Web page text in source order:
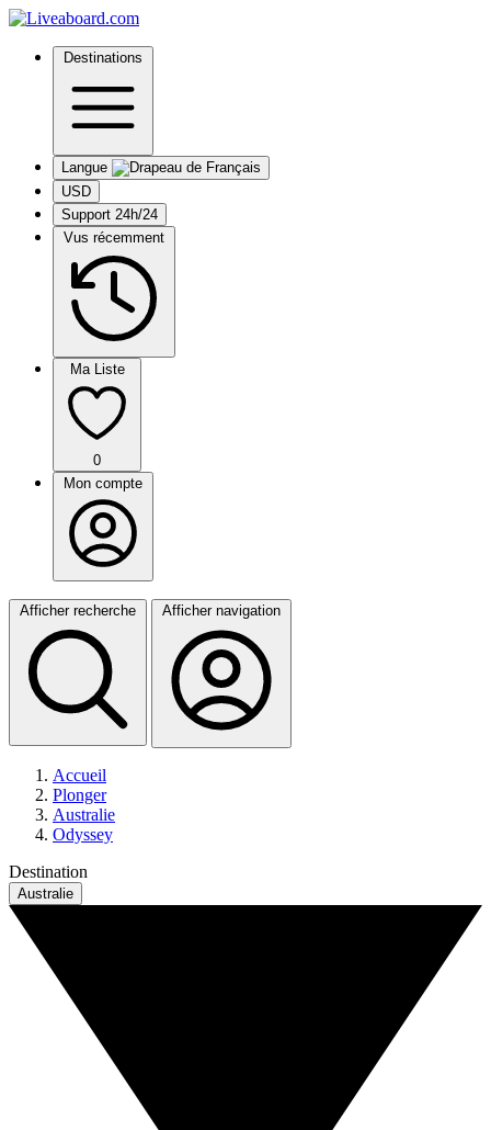
Destinations
Langue
USD
Support 24h/24
Vus récemment
Ma Liste
0
Mon compte
Afficher recherche Afficher navigation
Accueil
Plonger
Australie
Odyssey
Destination
Australie